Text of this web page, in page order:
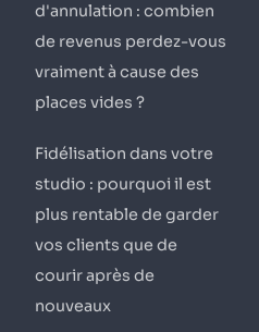
d'annulation : combien
de revenus perdez-vous
vraiment à cause des
places vides ?
Fidélisation dans votre
studio : pourquoi il est
plus rentable de garder
vos clients que de
courir après de
nouveaux